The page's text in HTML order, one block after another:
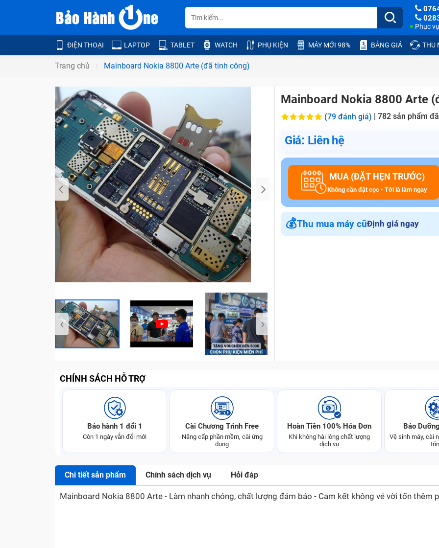
Phục
ĐIỆN THOẠI LAPTOP TABLET WATCH PHỤ KIỆN MÁY MỚI 98% BẢNG GIÁ THU
Trang chủ Mainboard Nokia 8800 Arte (đã tính công)
‹ ›
Mainboard Nokia 8800 Arte
(79 đánh giá) | 782 sản phẩm
Giá: Liên hệ
MUA (ĐẶT HẸN TRƯỚC)
Không cần đặt cọc • Tới là làm ngay
💰Thu mua máy cũĐịnh giá ngay
CHÍNH SÁCH HỖ TRỢ
Bảo hành 1 đổi 1
Còn 1 ngày vẫn đổi mới
Cài Chương Trình Free
Nâng cấp phần mềm, cài ứng
dụng
Hoàn Tiền 100% Hóa Đơn
Khi không hài lòng chất lượng
dịch vụ
Bảo
Vệ sinh máy, cài
Chi tiết sản phẩm Chính sách dịch vụ Hỏi đáp
Mainboard Nokia 8800 Arte - Làm nhanh chóng, chất lượng đảm bảo - Cam kết không vẻ vời tốn thêm